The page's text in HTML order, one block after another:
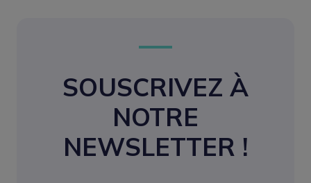
SOUSCRIVEZ À
NOTRE
NEWSLETTER !